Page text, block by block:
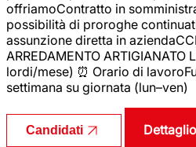
offriamoContratto in
possibilità di proroghe
assunzione diretta in
ARREDAMENTO ARTIGIANATO
lordi/mese) ⏰ Orario di
settimana su giornata (lun–ven)
Candidati